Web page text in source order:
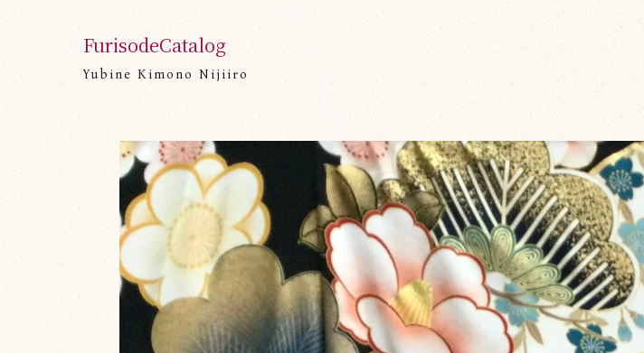
FurisodeCatalog
Yubine Kimono Nijiiro